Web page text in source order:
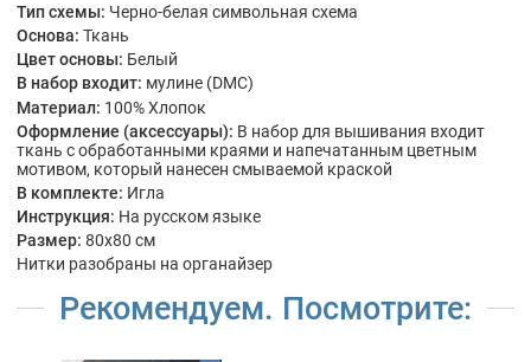
Тип схемы: Черно-белая символьная схема
Основа: Ткань
Цвет основы: Белый
В набор входит: мулине (DMC)
Материал: 100% Хлопок
Оформление (аксессуары): В набор для вышивания входит
ткань с обработанными краями и напечатанным цветным
мотивом, который нанесен смываемой краской
В комплекте: Игла
Инструкция: На русском языке
Размер: 80x80 см
Нитки разобраны на органайзер
Рекомендуем. Посмотрите: